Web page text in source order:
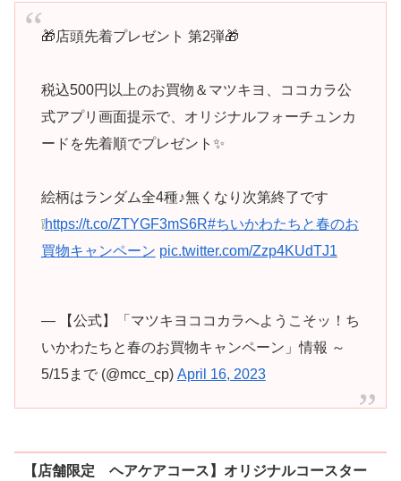
🎁店頭先着プレゼント 第2弾🎁
税込500円以上のお買物＆マツキヨ、ココカラ公
式アプリ画面提示で、オリジナルフォーチュンカ
ードを先着順でプレゼント✨
絵柄はランダム全4種♪無くなり次第終了です
❕https://t.co/ZTYGF3mS6R#ちいかわたちと春のお
買物キャンペーン pic.twitter.com/Zzp4KUdTJ1
— 【公式】「マツキヨココカラへようこそッ！ち
いかわたちと春のお買物キャンペーン」情報 ～
5/15まで (@mcc_cp) April 16, 2023
【店舗限定 ヘアケアコース】オリジナルコースター